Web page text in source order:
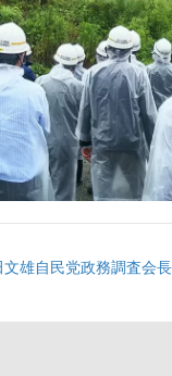
文雄自民党政務調査会